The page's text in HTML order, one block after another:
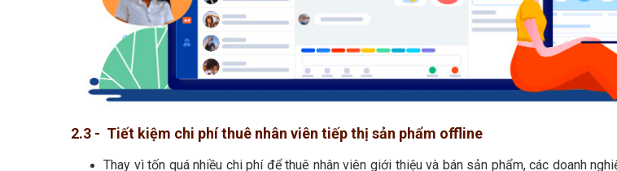
2.3 - Tiết kiệm chi phí thuê nhân viên tiếp thị sản phẩm offline
Thay vì tốn quá nhiều chi phí để thuê nhân viên giới thiệu và bán sản phẩm, các doanh